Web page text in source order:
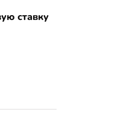
ставку